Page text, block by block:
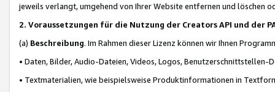
jeweils verlangt, umgehend von Ihrer Website entfernen und löschen
2. Voraussetzungen für die Nutzung der Creators API und der
(a) Beschreibung. Im Rahmen dieser Lizenz können wir Ihnen
• Daten, Bilder, Audio-Dateien, Videos, Logos, Benutzerschnittstellen-
• Textmaterialien, wie beispielsweise Produktinformationen in